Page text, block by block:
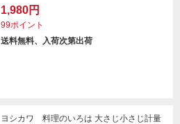
1,980円
99ポイント
送料無料、入荷次第出荷
ヨシカワ 料理のいろは 大さじ小さじ計量